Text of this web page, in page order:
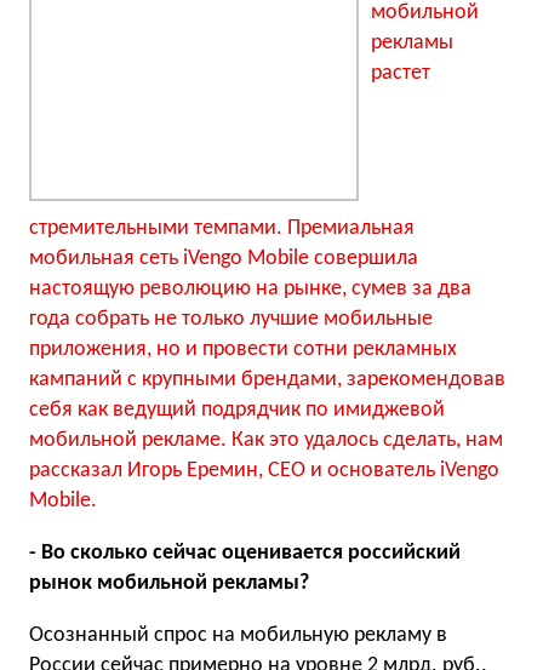
мобильной
рекламы
растет
стремительными темпами. Премиальная
мобильная сеть iVengo Mobile совершила
настоящую революцию на рынке, сумев за два
года собрать не только лучшие мобильные
приложения, но и провести сотни рекламных
кампаний с крупными брендами, зарекомендовав
себя как ведущий подрядчик по имиджевой
мобильной рекламе. Как это удалось сделать, нам
рассказал Игорь Еремин, CEO и основатель iVengo
Mobile.
- Во сколько сейчас оценивается российский
рынок мобильной рекламы?
Осознанный спрос на мобильную рекламу в